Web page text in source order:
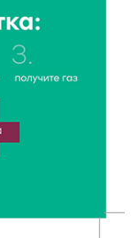
в
мёда и